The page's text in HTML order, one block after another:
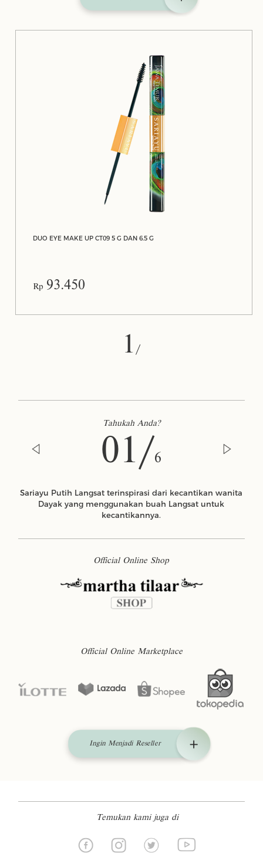
DUO EYE MAKE UP CT09 5 G DAN 6.5 G
Rp 93.450
1 /
Tahukah Anda?
01/6
Sariayu Putih Langsat terinspirasi dari kecantikan wanita
Dayak yang menggunakan buah Langsat untuk
kecantikannya.
Official Online Shop
Official Online Marketplace
Ingin Menjadi Reseller
Temukan kami juga di